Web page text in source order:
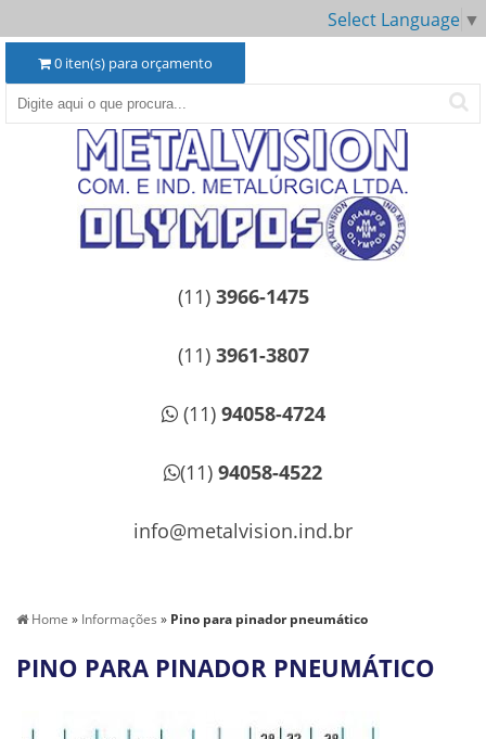
Select Language ▼
0 iten(s) para orçamento
(11) 3966-1475
(11) 3961-3807
(11) 94058-4724
(11) 94058-4522
info@metalvision.ind.br
Home » Informações » Pino para pinador pneumático
PINO PARA PINADOR PNEUMÁTICO